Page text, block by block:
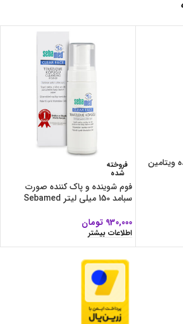
ویتامین
فروخته
شده
فوم شوینده و پاک کننده صورت
سبامد 150 میلی لیتر Sebamed
930,000 تومان
اطلاعات بیشتر